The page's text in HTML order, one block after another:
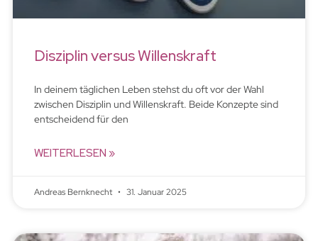
Disziplin versus Willenskraft
In deinem täglichen Leben stehst du oft vor der Wahl
zwischen Disziplin und Willenskraft. Beide Konzepte sind
entscheidend für den
WEITERLESEN »
Andreas Bernknecht 31. Januar 2025